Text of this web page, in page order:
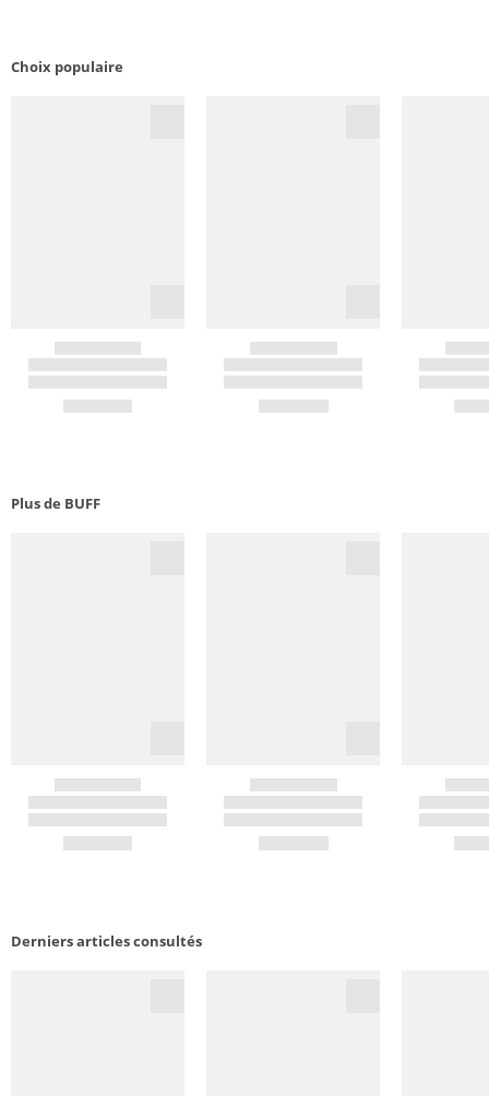
Choix populaire
Plus de BUFF
Derniers articles consultés